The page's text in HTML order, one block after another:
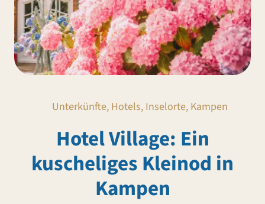
Unterkünfte, Hotels, Inselorte, Kampen
Hotel Village: Ein
kuscheliges Kleinod in
Kampen